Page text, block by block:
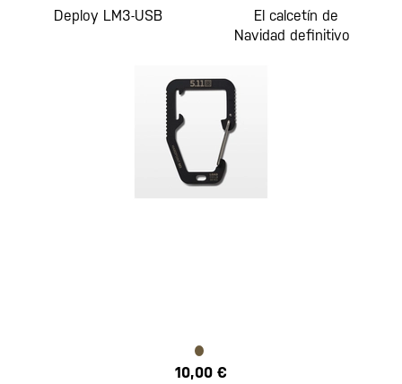
Deploy LM3-USB
El calcetín de
Navidad definitivo
10,00 €